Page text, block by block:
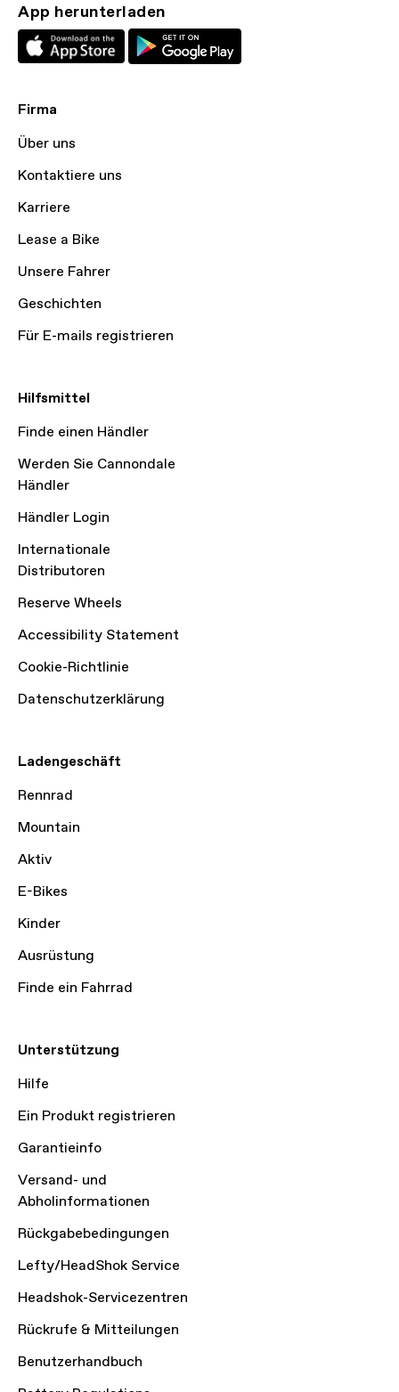
App herunterladen
Firma
Über uns
Kontaktiere uns
Karriere
Lease a Bike
Unsere Fahrer
Geschichten
Für E-mails registrieren
Hilfsmittel
Finde einen Händler
Werden Sie Cannondale
Händler
Händler Login
Internationale
Distributoren
Reserve Wheels
Accessibility Statement
Cookie-Richtlinie
Datenschutzerklärung
Ladengeschäft
Rennrad
Mountain
Aktiv
E-Bikes
Kinder
Ausrüstung
Finde ein Fahrrad
Unterstützung
Hilfe
Ein Produkt registrieren
Garantieinfo
Versand- und
Abholinformationen
Rückgabebedingungen
Lefty/HeadShok Service
Headshok-Servicezentren
Rückrufe & Mitteilungen
Benutzerhandbuch